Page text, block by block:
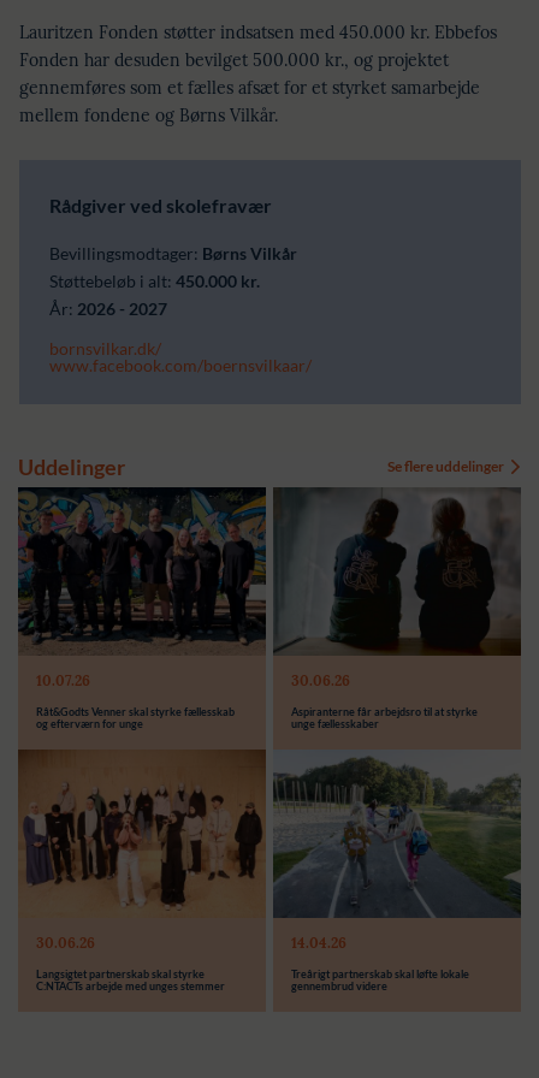
Lauritzen Fonden støtter indsatsen med 450.000 kr. Ebbefos
Fonden har desuden bevilget 500.000 kr., og projektet
gennemføres som et fælles afsæt for et styrket samarbejde
mellem fondene og Børns Vilkår.
Rådgiver ved skolefravær
Bevillingsmodtager: Børns Vilkår
Støttebeløb i alt: 450.000 kr.
År: 2026 - 2027
bornsvilkar.dk/
www.facebook.com/boernsvilkaar/
Uddelinger Se flere uddelinger
10.07.26
Råt&Godts Venner skal styrke fællesskab
og efterværn for unge
Modtager:
Støttebeløb i alt:
30.06.26
Aspiranterne får arbejdsro til at styrke
unge fællesskaber
Modtager:
Støttebeløb i alt:
30.06.26
Langsigtet partnerskab skal styrke
C:NTACTs arbejde med unges stemmer
Modtager:C:NTACT
Støttebeløb i alt:6.000.000 kr.
Læs mere
14.04.26
Treårigt partnerskab skal løfte lokale
gennembrud videre
Modtager:
Støttebeløb i alt: